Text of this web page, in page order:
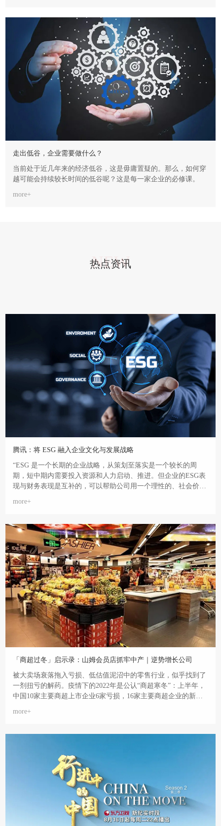
走出低谷，企业需要做什么？
当前处于近几年来的经济低谷，这是毋庸置疑的。那么，如何穿
越可能会持续较长时间的低谷呢？这是每一家企业的必修课。
more+
NEW
热点资讯
腾讯：将 ESG 融入企业文化与发展战略
“ESG 是一个长期的企业战略，从策划至落实是一个较长的周
期，短中期内需要投入资源和人力启动、推进。但企业的ESG表
现与财务表现是互补的，可以帮助公司用一个理性的、社会价值
more+
「商超过冬」启示录：山姆会员店抓牢中产｜逆势增长公司
被大卖场衰落拖入亏损、低估值泥沼中的零售行业，似乎找到了
一剂扭亏的解药。疫情下的2022年是公认“商超寒冬”：上半年，
中国10家主要商超上市企业6家亏损，16家主要商超企业的新开
more+